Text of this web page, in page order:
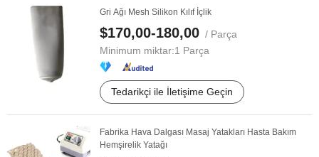
Gri Ağı Mesh Silikon Kılıf İçlik
$170,00-180,00 / Parça
Minimum miktar:1 Parça
Tedarikçi ile İletişime Geçin
Fabrika Hava Dalgası Masaj Yatakları Hasta Bakım
Hemşirelik Yatağı